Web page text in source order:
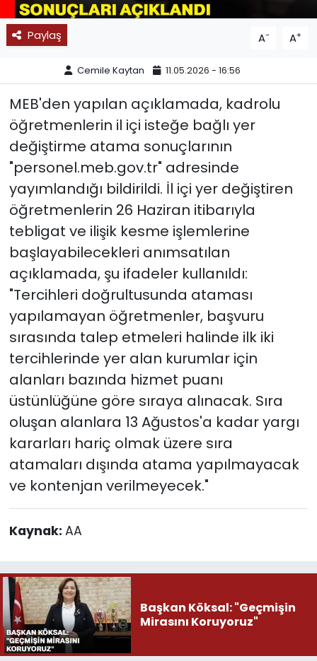
Paylaş A- A+
Cemile Kaytan 11.05.2026 - 16:56
MEB'den yapılan açıklamada, kadrolu
öğretmenlerin il içi isteğe bağlı yer
değiştirme atama sonuçlarının
"personel.meb.gov.tr" adresinde
yayımlandığı bildirildi. İl içi yer değiştiren
öğretmenlerin 26 Haziran itibarıyla
tebligat ve ilişik kesme işlemlerine
başlayabilecekleri anımsatılan
açıklamada, şu ifadeler kullanıldı:
"Tercihleri doğrultusunda ataması
yapılamayan öğretmenler, başvuru
sırasında talep etmeleri halinde ilk iki
tercihlerinde yer alan kurumlar için
alanları bazında hizmet puanı
üstünlüğüne göre sıraya alınacak. Sıra
oluşan alanlara 13 Ağustos'a kadar yargı
kararları hariç olmak üzere sıra
atamaları dışında atama yapılmayacak
ve kontenjan verilmeyecek."
Kaynak: AA
Başkan Köksal: "Geçmişin
Mirasını Koruyoruz"